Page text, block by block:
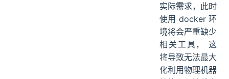
实际需求，此时
使用 docker 环
境将会严重缺少
相关工具， 这
将导致无法最大
化利用物理机器